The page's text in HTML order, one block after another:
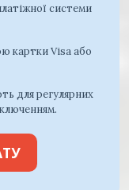
системи
картки Visa або
для регулярних